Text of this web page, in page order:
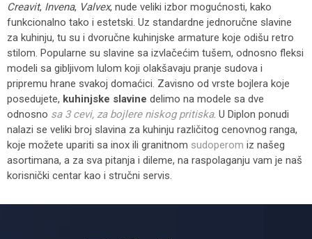
Creavit, Invena, Valvex, nude veliki izbor mogućnosti, kako
funkcionalno tako i estetski. Uz standardne jednoručne slavine
za kuhinju, tu su i dvoručne kuhinjske armature koje odišu retro
stilom. Popularne su slavine sa izvlačećim tušem, odnosno fleksi
modeli sa gibljivom lulom koji olakšavaju pranje sudova i
pripremu hrane svakoj domaćici. Zavisno od vrste bojlera koje
posedujete, kuhinjske slavine delimo na modele sa dve
odnosno sa 3 cevi, za bojlere niskog pritiska. U Diplon ponudi
nalazi se veliki broj slavina za kuhinju različitog cenovnog ranga,
koje možete upariti sa inox ili granitnom sudoperom iz našeg
asortimana, a za sva pitanja i dileme, na raspolaganju vam je naš
korisnički centar kao i stručni servis.